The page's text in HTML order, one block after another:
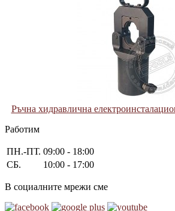
Ръчна хидравлична
Работим
ПН.-ПТ. 09:00 - 18:00
СБ.
10:00 - 17:00
В социалните мрежи сме